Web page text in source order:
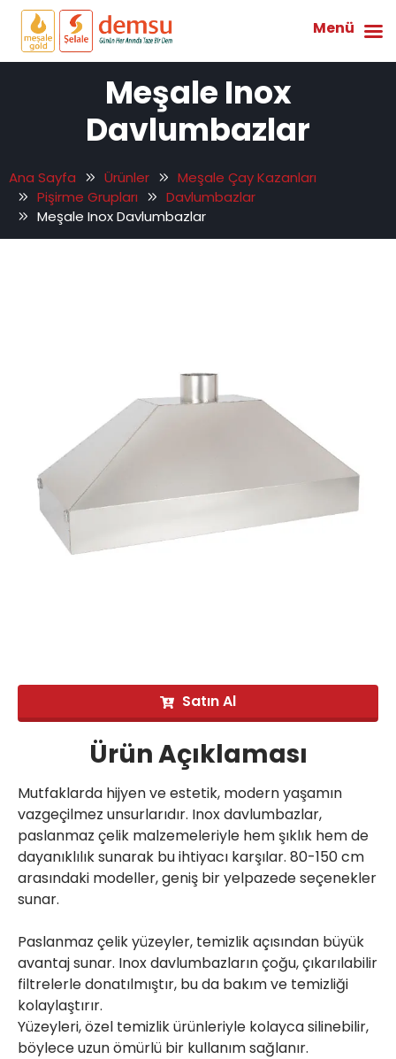
Meşale Inox
Davlumbazlar
Ana Sayfa Ürünler
Meşale Çay Kazanları
Pişirme Grupları
Davlumbazlar
Meşale Inox Davlumbazlar
Ürün Açıklaması
Satın Al
Mutfaklarda hijyen ve estetik, modern yaşamın
vazgeçilmez unsurlarıdır. Inox davlumbazlar,
paslanmaz çelik malzemeleriyle hem şıklık hem de
dayanıklılık sunarak bu ihtiyacı karşılar. 80-150 cm
arasındaki modeller, geniş bir yelpazede seçenekler
sunar.
Paslanmaz çelik yüzeyler, temizlik açısından büyük
avantaj sunar. Inox davlumbazların çoğu, çıkarılabilir
filtrelerle donatılmıştır, bu da bakım ve temizliği
kolaylaştırır.
Yüzeyleri, özel temizlik ürünleriyle kolayca silinebilir,
böylece uzun ömürlü bir kullanım sağlanır.
Menü